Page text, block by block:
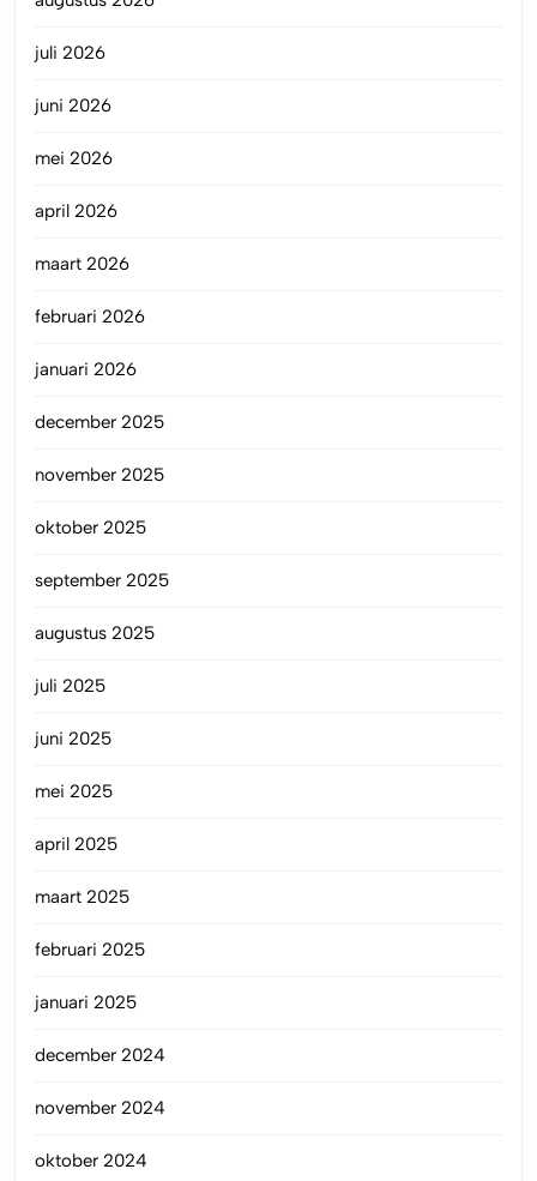
juli 2026
juni 2026
mei 2026
april 2026
maart 2026
februari 2026
januari 2026
december 2025
november 2025
oktober 2025
september 2025
augustus 2025
juli 2025
juni 2025
mei 2025
april 2025
maart 2025
februari 2025
januari 2025
december 2024
november 2024
oktober 2024